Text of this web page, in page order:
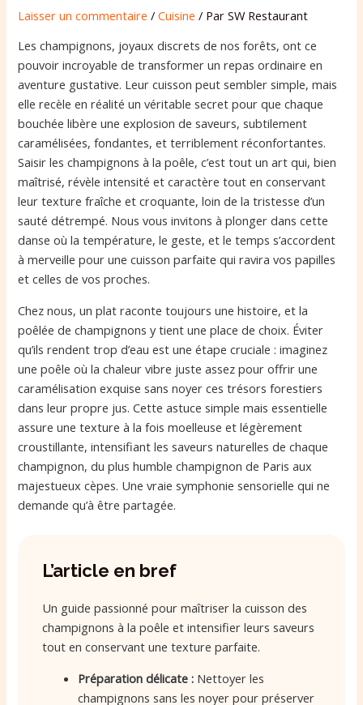
Laisser un commentaire /Cuisine / ParSW Restaurant
Les champignons, joyaux discrets de nos forêts, ont ce
pouvoir incroyable de transformer un repas ordinaire en
aventure gustative. Leur cuisson peut sembler simple, mais
elle recèle en réalité un véritable secret pour que chaque
bouchée libère une explosion de saveurs, subtilement
caramélisées, fondantes, et terriblement réconfortantes.
Saisir les champignons à la poêle, c’est tout un art qui, bien
maîtrisé, révèle intensité et caractère tout en conservant
leur texture fraîche et croquante, loin de la tristesse d’un
sauté détrempé. Nous vous invitons à plonger dans cette
danse où la température, le geste, et le temps s’accordent
à merveille pour une cuisson parfaite qui ravira vos papilles
et celles de vos proches.
Chez nous, un plat raconte toujours une histoire, et la
poêlée de champignons y tient une place de choix. Éviter
qu’ils rendent trop d’eau est une étape cruciale : imaginez
une poêle où la chaleur vibre juste assez pour offrir une
caramélisation exquise sans noyer ces trésors forestiers
dans leur propre jus. Cette astuce simple mais essentielle
assure une texture à la fois moelleuse et légèrement
croustillante, intensifiant les saveurs naturelles de chaque
champignon, du plus humble champignon de Paris aux
majestueux cèpes. Une vraie symphonie sensorielle qui ne
demande qu’à être partagée.
L’article en bref
Un guide passionné pour maîtriser la cuisson des
champignons à la poêle et intensifier leurs saveurs
tout en conservant une texture parfaite.
Préparation délicate : Nettoyer les
champignons sans les noyer pour préserver